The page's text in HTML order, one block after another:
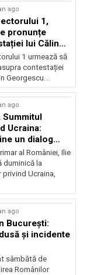
ago
1,
pronunțe
lui Călin
controlul
1 urmează să
contestației
Georgescu...
ago
Summitul
Ucraina:
un dialog
securitate
al României, Ilie
duminică la
Ucraina,
ago
București:
și incidente
sâmbătă de
Românilor